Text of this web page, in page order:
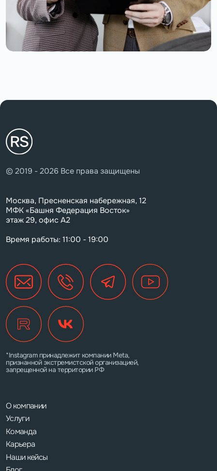
© 2019 - 2026 Все права защищены
Москва, Пресненская набережная, 12
МФК «Башня Федерация Восток»
этаж 29, офис А2
Время работы: 11:00 - 19:00
О компании
Услуги
Команда
Карьера
Наши кейсы
*Instagram принадлежит компании Meta,
признанной экстремистской организацией,
запрещенной на территории РФ